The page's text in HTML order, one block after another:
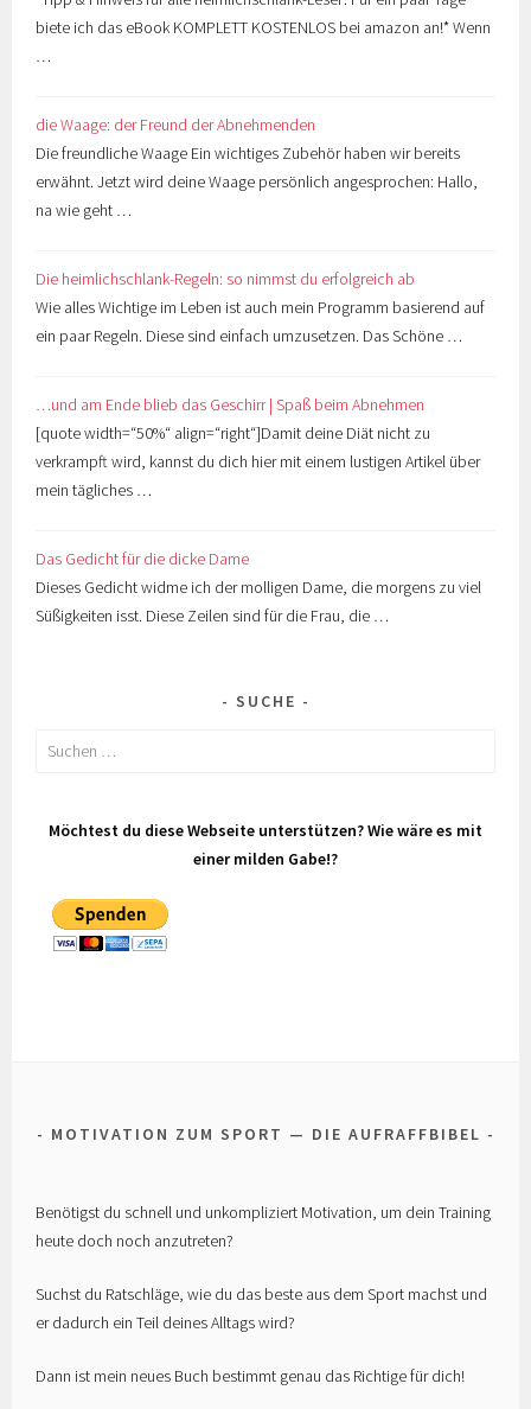
biete ich das eBook KOMPLETT KOSTENLOS bei amazon an!* Wenn
…
die Waage: der Freund der Abnehmenden
Die freundliche Waage Ein wichtiges Zubehör haben wir bereits
erwähnt. Jetzt wird deine Waage persönlich angesprochen: Hallo,
na wie geht …
Die heimlichschlank-Regeln: so nimmst du erfolgreich ab
Wie alles Wichtige im Leben ist auch mein Programm basierend auf
ein paar Regeln. Diese sind einfach umzusetzen. Das Schöne …
…und am Ende blieb das Geschirr | Spaß beim Abnehmen
[quote width=“50%“ align=“right“]Damit deine Diät nicht zu
verkrampft wird, kannst du dich hier mit einem lustigen Artikel über
mein tägliches …
Das Gedicht für die dicke Dame
Dieses Gedicht widme ich der molligen Dame, die morgens zu viel
Süßigkeiten isst. Diese Zeilen sind für die Frau, die …
SUCHE
Suchen
Möchtest du diese Webseite unterstützen? Wie wäre es mit
einer milden Gabe!?
MOTIVATION ZUM SPORT — DIE AUFRAFFBIBEL
Benötigst du schnell und unkompliziert Motivation, um dein Training
heute doch noch anzutreten?
Suchst du Ratschläge, wie du das beste aus dem Sport machst und
er dadurch ein Teil deines Alltags wird?
Dann ist mein neues Buch bestimmt genau das Richtige für dich!